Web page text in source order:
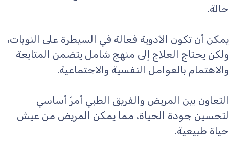
حالة.
يمكن أن تكون الأدوية فعالة في السيطرة على النوبات،
ولكن يحتاج العلاج إلى منهج شامل يتضمن المتابعة
والاهتمام بالعوامل النفسية والاجتماعية.
التعاون بين المريض والفريق الطبي أمرٌ أساسي
لتحسين جودة الحياة، مما يمكن المريض من عيش
حياة طبيعية.